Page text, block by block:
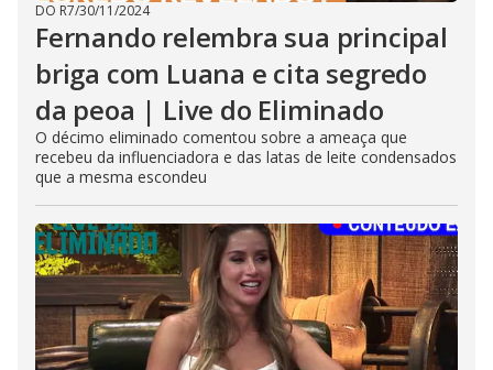
DO R7/30/11/2024
Fernando relembra sua principal
briga com Luana e cita segredo
da peoa | Live do Eliminado
O décimo eliminado comentou sobre a ameaça que
recebeu da influenciadora e das latas de leite condensados
que a mesma escondeu